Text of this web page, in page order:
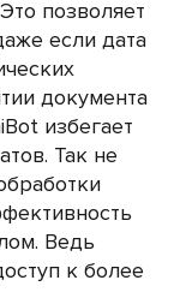
позволяет
если дата
документа
избегает
Так не
Ведь
к более